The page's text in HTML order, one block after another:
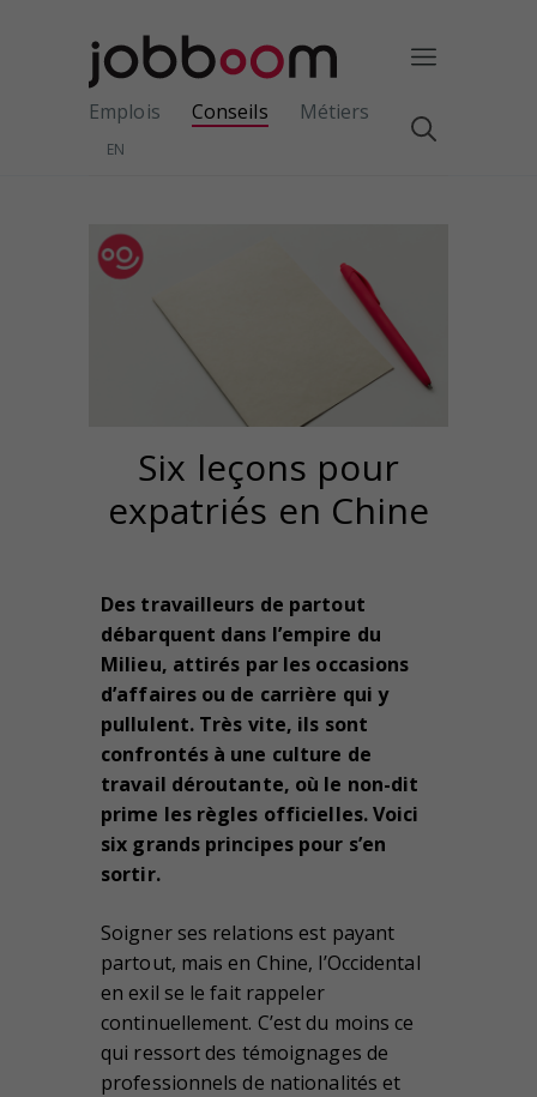
Emplois Conseils Métiers
EN
Six leçons pour
expatriés en Chine
Des travailleurs de partout
débarquent dans l’empire du
Milieu, attirés par les occasions
d’affaires ou de carrière qui y
pullulent. Très vite, ils sont
confrontés à une culture de
travail déroutante, où le non-dit
prime les règles officielles. Voici
six grands principes pour s’en
sortir.
Soigner ses relations est payant
partout, mais en Chine, l’Occidental
en exil se le fait rappeler
continuellement. C’est du moins ce
qui ressort des témoignages de
professionnels de nationalités et